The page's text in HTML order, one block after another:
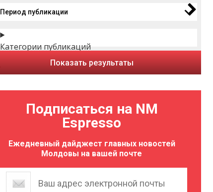
Период публикации
Категории публикаций
Показать результаты
Подписаться на NM
Espresso
Ежедневный дайджест главных новостей
Молдовы на вашей почте